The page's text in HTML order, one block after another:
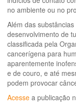
no ambiente ou no
Além das
desenvolvimento de
classificada pela
cancerígena para
aparentemente
e de couro, e até
podem provocar
Acesse a publicação